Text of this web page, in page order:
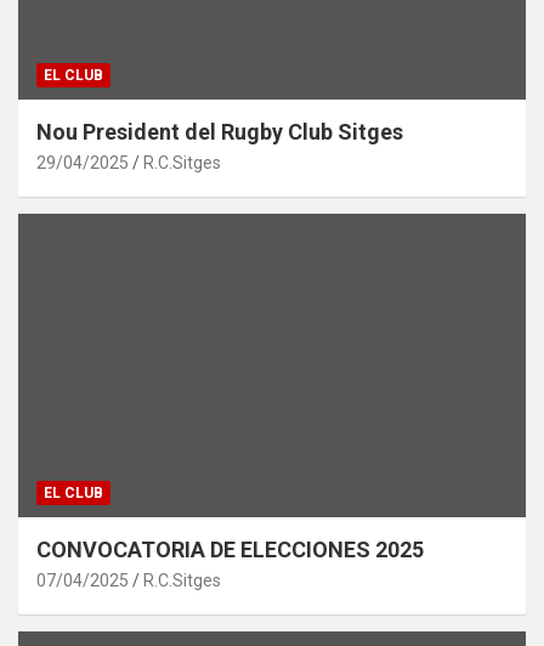
EL CLUB
Nou President del Rugby Club Sitges
29/04/2025 R.C.Sitges
EL CLUB
CONVOCATORIA DE ELECCIONES 2025
07/04/2025 R.C.Sitges